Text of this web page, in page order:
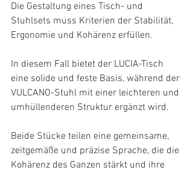
Die Gestaltung eines Tisch- und
Stuhlsets muss Kriterien der Stabilität,
Ergonomie und Kohärenz erfüllen.
In diesem Fall bietet der LUCIA-Tisch
eine solide und feste Basis, während der
VULCANO-Stuhl mit einer leichteren und
umhüllenderen Struktur ergänzt wird.
Beide Stücke teilen eine gemeinsame,
zeitgemäße und präzise Sprache, die die
Kohärenz des Ganzen stärkt und ihre